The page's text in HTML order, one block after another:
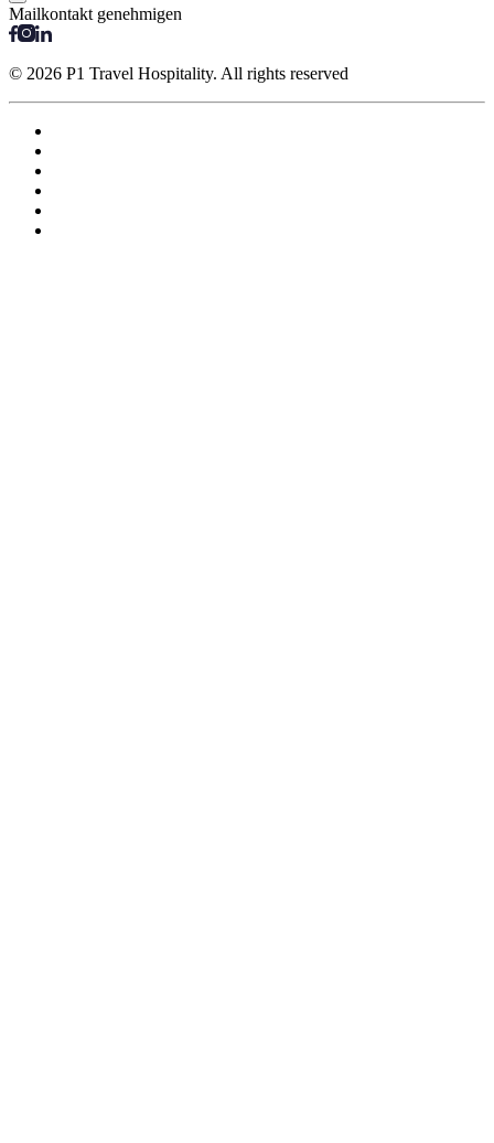
Mailkontakt genehmigen
© 2026 P1 Travel Hospitality. All rights reserved